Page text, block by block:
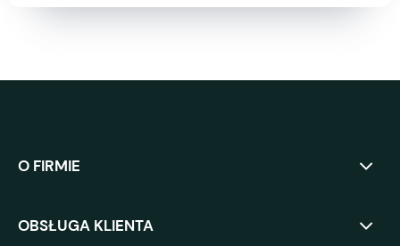
O FIRMIE
OBSŁUGA KLIENTA